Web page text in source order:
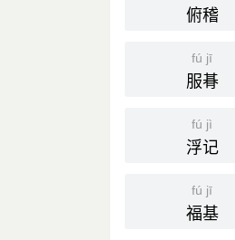
《儒林外
分字解释
俯稽
fú jī
服朞
fú jì
浮记
fú jī
福基